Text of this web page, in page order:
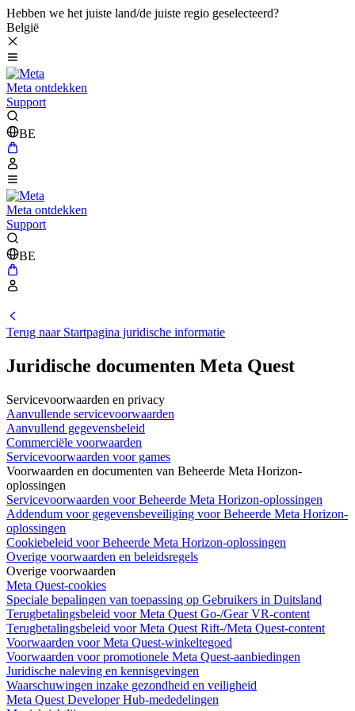
Hebben we het juiste land/de juiste regio geselecteerd?
België
Meta ontdekken
Support
BE
Meta ontdekken
Support
BE
Terug naar Startpagina juridische informatie
Juridische documenten Meta Quest
Servicevoorwaarden en privacy
Aanvullende servicevoorwaarden
Aanvullend gegevensbeleid
Commerciële voorwaarden
Servicevoorwaarden voor games
Voorwaarden en documenten van Beheerde Meta Horizon-
oplossingen
Servicevoorwaarden voor Beheerde Meta Horizon-oplossingen
Addendum voor gegevensbeveiliging voor Beheerde Meta Horizon-
oplossingen
Cookiebeleid voor Beheerde Meta Horizon-oplossingen
Overige voorwaarden en beleidsregels
Overige voorwaarden
Meta Quest-cookies
Speciale bepalingen van toepassing op Gebruikers in Duitsland
Terugbetalingsbeleid voor Meta Quest Go-/Gear VR-content
Terugbetalingsbeleid voor Meta Quest Rift-/Meta Quest-content
Voorwaarden voor Meta Quest-winkeltegoed
Voorwaarden voor promotionele Meta Quest-aanbiedingen
Juridische naleving en kennisgevingen
Waarschuwingen inzake gezondheid en veiligheid
Meta Quest Developer Hub-mededelingen